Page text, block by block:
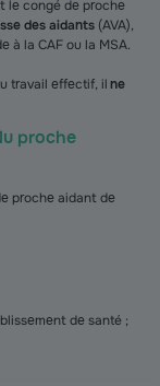
le congé de proche
des aidants (AVA),
à la CAF ou la MSA.
travail effectif, ilne
proche
proche aidant de
de santé ;